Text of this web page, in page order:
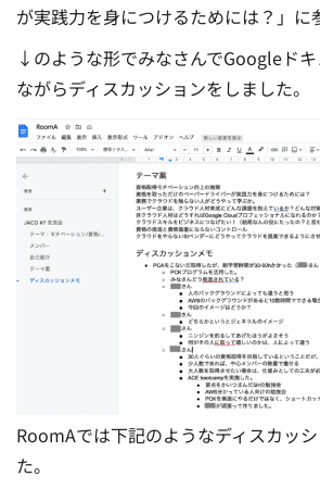
が実践力を身につけるためには？」に
↓のような形でみなさんでGoogleド
ながらディスカッションをしました。
RoomAでは下記のようなディスカッ
た。